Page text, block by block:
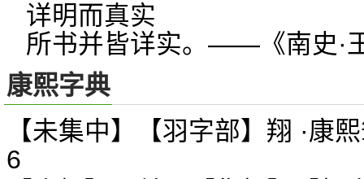
详明而真实
所书并皆详实。——《南史·
康熙字典
【未集中】【羽字部】翔 ·康
6